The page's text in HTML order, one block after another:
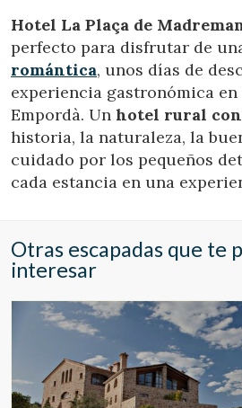
Hotel La Plaça de
perfecto para disfrutar de
romántica, unos días de
experiencia gastronómica
Empordà. Un hotel rural
historia, la naturaleza, la
cuidado por los pequeños
cada estancia en una
Otras escapadas que te
interesar